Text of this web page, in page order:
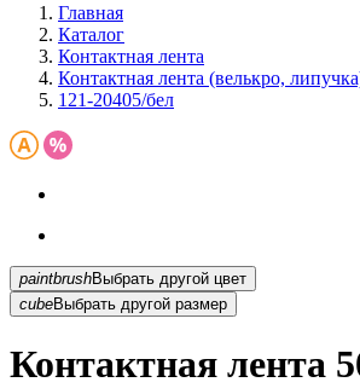
Главная
Каталог
Контактная лента
Контактная лента (велькро,
121-20405/бел
paintbrush
Выбрать другой цвет
cubeВыбрать другой размер
Контактная лента